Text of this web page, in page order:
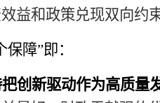
益和政策兑现双向约
保障”即：
创新驱动作为高质量